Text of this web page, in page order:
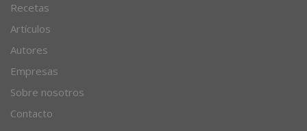
Recetas
Artículos
Autores
Empresas
Sobre nosotros
Contacto